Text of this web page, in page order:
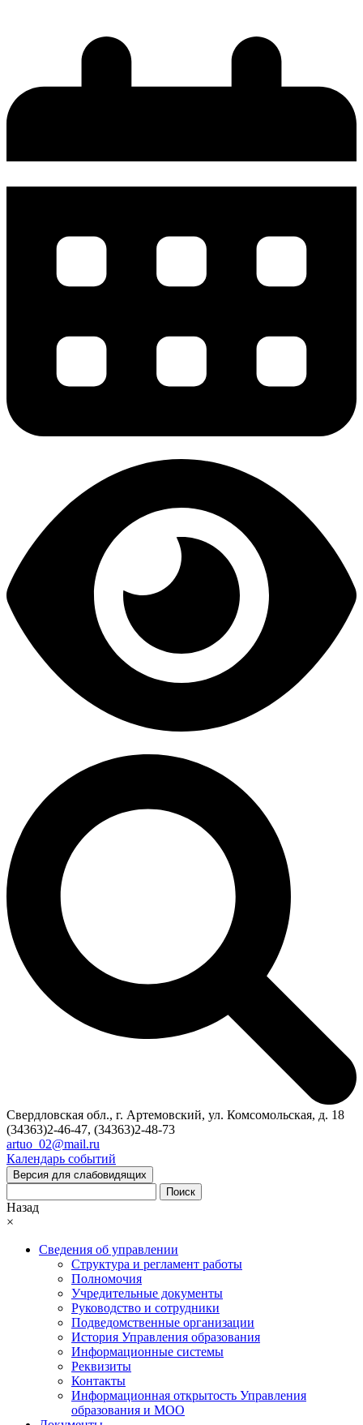
Свердловская обл., г. Артемовский, ул. Комсомольская, д. 18
(34363)2-46-47, (34363)2-48-73
artuo_02@mail.ru
Календарь событий
Версия для слабовидящих
Поиск
Назад
×
Сведения об управлении
Структура и регламент работы
Полномочия
Учредительные документы
Руководство и сотрудники
Подведомственные организации
История Управления образования
Информационные системы
Реквизиты
Контакты
Информационная открытость Управления
образования и МОО